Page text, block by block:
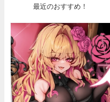
最近のおすすめ！